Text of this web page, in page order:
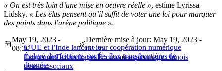
« On est très loin d’une mise en oeuvre réelle », estime Lyrissa
Lidsky. « Les élus pensent qu’il suffit de voter une loi pour marquer
des points dans l’arène politique ».
L’UE et l’Inde lancent leur coopération numérique
malgré des frictions sur les flux transfrontières de
données
May 19, 2023 -
08:30
Dernière mise à jour: May 19, 2023 -
08:36
ÉconomieTechnologiesÉconomieespionnage chinois
réseaux sociaux